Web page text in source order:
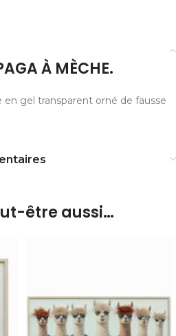
À MÈCHE.
gel transparent orné de fausse
être aussi…